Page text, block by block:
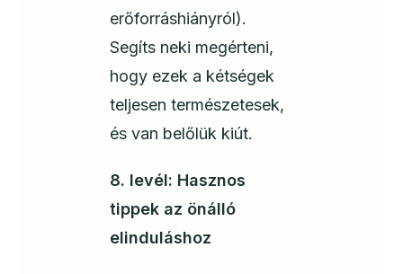
erőforráshiányról).
Segíts neki megérteni,
hogy ezek a kétségek
teljesen természetesek,
és van belőlük kiút.
8. levél: Hasznos
tippek az önálló
elinduláshoz